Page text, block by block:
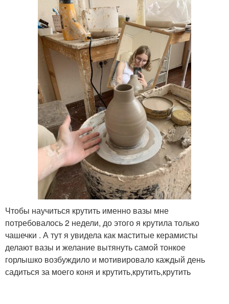
Чтобы научиться крутить именно вазы мне
потребовалось 2 недели, до этого я крутила только
чашечки . А тут я увидела как маститые керамисты
делают вазы и желание вытянуть самой тонкое
горлышко возбуждило и мотивировало каждый день
садиться за моего коня и крутить,крутить,крутить